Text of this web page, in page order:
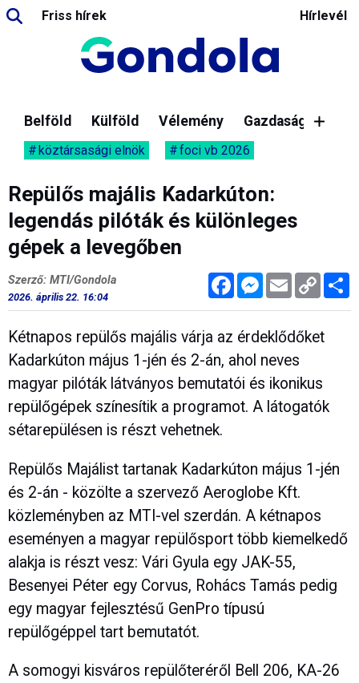
Friss hírek Hírlevél
Belföld Külföld Vélemény Gazdaság
köztársasági elnök foci vb 2026
Repülős majális Kadarkúton:
legendás pilóták és különleges
gépek a levegőben
FacebookMessenger
Email Copy
Link
Szerző: MTI/Gondola
2026. április 22. 16:04
Kétnapos repülős majális várja az érdeklődőket
Kadarkúton május 1-jén és 2-án, ahol neves
magyar pilóták látványos bemutatói és ikonikus
repülőgépek színesítik a programot. A látogatók
sétarepülésen is részt vehetnek.
Repülős Majálist tartanak Kadarkúton május 1-jén
és 2-án - közölte a szervező Aeroglobe Kft.
közleményben az MTI-vel szerdán. A kétnapos
eseményen a magyar repülősport több kiemelkedő
alakja is részt vesz: Vári Gyula egy JAK-55,
Besenyei Péter egy Corvus, Rohács Tamás pedig
egy magyar fejlesztésű GenPro típusú
repülőgéppel tart bemutatót.
A somogyi kisváros repülőteréről Bell 206, KA-26